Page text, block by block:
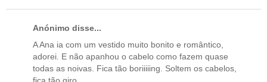
Anónimo disse...
A Ana ia com um vestido muito bonito e romântico,
adorei. E não apanhou o cabelo como fazem quase
todas as noivas. Fica tão boriiiiing. Soltem os cabelos,
fica tão giro.